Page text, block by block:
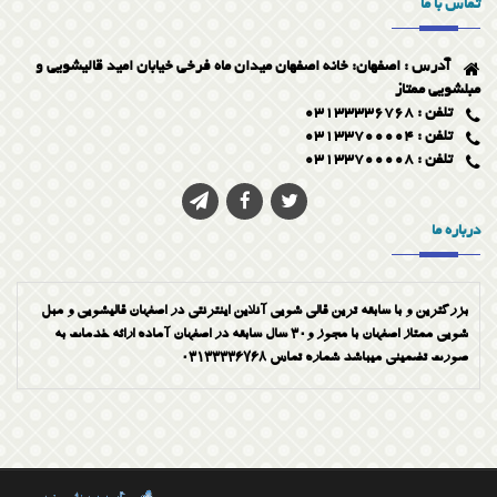
روی لکه پراکسید هیدروژن بریزید، محلول پراکسید هیدروژن در تماس با
لکه سریعا کف می‌کند. در نهایت کف ایجاد شده را با استفاده از حوله
۷. لکه شیرینی و آب نبات
این مشکل زمانی بروز می‌کند که شما بچه کوچک در خانه داشته باشید. در
این صورتْ، جهت رفع مشکل در مرحله اول آبنبات را با کارد آشپزخانه از
روی فرش بردارید. سپس با استفاده از یک تکه ابر و مخلوط آب و صابون
موجود در آن را تمیز کرده‌اید، وگرنه محل لکه منبع جذب لکه‌های جدید و در
نهایت سیاه می‌شود. پس از شستشوی ملایم با آب صابون با دستمال تمیز
نقطه مورد نظر را کاملا خشک کنید.
تماس با ما
آدرس : اصفهان: خانه اصفهان میدان ماه فرخی خیابان امید قالیشویی و
مبلشویی ممتاز
تلفن : 03133336768
تلفن : 03133700004
تلفن : 03133700008
درباره ما
بزرگترین و با سابقه ترین قالی شویی آنلاین اینترنتی در اصفهان قالیشویی و مبل
شویی ممتاز اصفهان با مجوز و30 سال سابقه در اصفهان آماده ارائه خدمات به
صورت تضمینی میباشد شماره تماس 03133336768